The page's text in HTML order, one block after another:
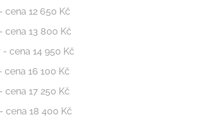
cena 12 650 Kč
cena 13 800 Kč
- cena 14 950 Kč
cena 16 100 Kč
cena 17 250 Kč
cena 18 400 Kč